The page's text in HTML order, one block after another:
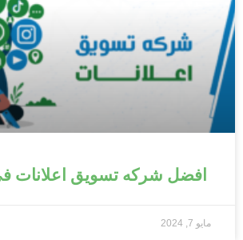
افضل شركه تسويق اعلانات في 2024!
مايو 7, 2024